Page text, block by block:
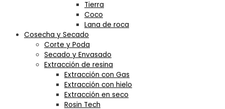
Tierra
Coco
Lana de roca
Cosecha y Secado
Corte y Poda
Secado y Envasado
Extracción de resina
Extracción con Gas
Extracción con hielo
Extracción en seco
Rosin Tech